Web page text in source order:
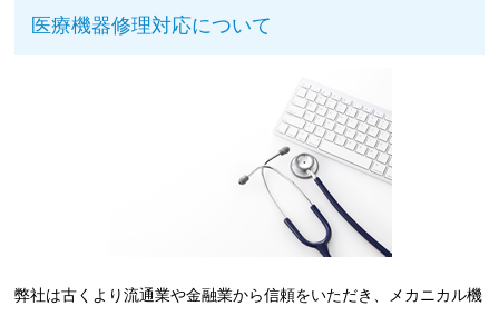
医療機器修理対応について
弊社は古くより流通業や金融業から信頼をいただき、メカニカル機